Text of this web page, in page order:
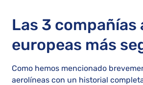
Las 3 compañías
europeas más
Como hemos mencionado
aerolíneas con un historial